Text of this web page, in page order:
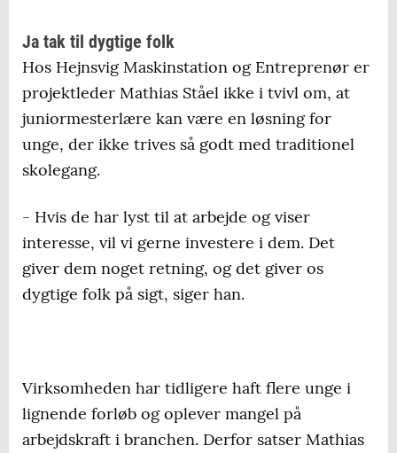
Ja tak til dygtige folk
Hos Hejnsvig Maskinstation og Entreprenør er
projektleder Mathias Ståel ikke i tvivl om, at
juniormesterlære kan være en løsning for
unge, der ikke trives så godt med traditionel
skolegang.
- Hvis de har lyst til at arbejde og viser
interesse, vil vi gerne investere i dem. Det
giver dem noget retning, og det giver os
dygtige folk på sigt, siger han.
Virksomheden har tidligere haft flere unge i
lignende forløb og oplever mangel på
arbejdskraft i branchen. Derfor satser Mathias